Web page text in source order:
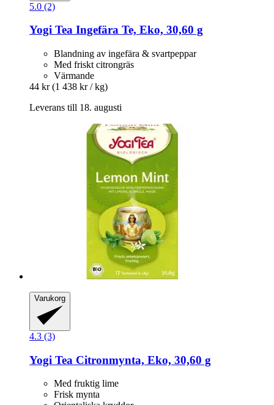
5.0 (2)
Yogi Tea Ingefära Te, Eko, 30,60 g
Blandning av ingefära & svartpeppar
Med friskt citrongräs
Värmande
44 kr (1 438 kr / kg)
Leverans till 18. augusti
Varukorg
4.3 (3)
Yogi Tea Citronmynta, Eko, 30,60 g
Med fruktig lime
Frisk mynta